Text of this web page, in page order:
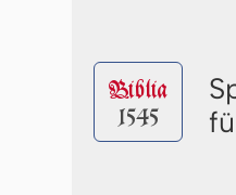
Biblia
1545